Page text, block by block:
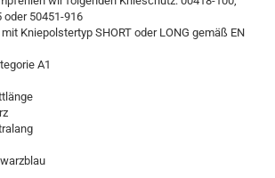
oder 50451-916
Kniepolstertyp SHORT oder LONG gemäß EN
A1